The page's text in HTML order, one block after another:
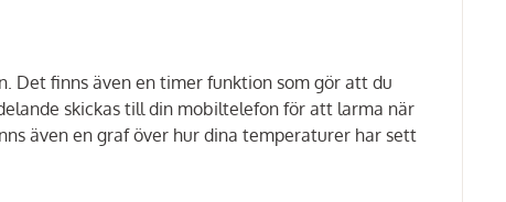
Det finns även en timer funktion som gör att du
skickas till din mobiltelefon för att larma när
även en graf över hur dina temperaturer har sett